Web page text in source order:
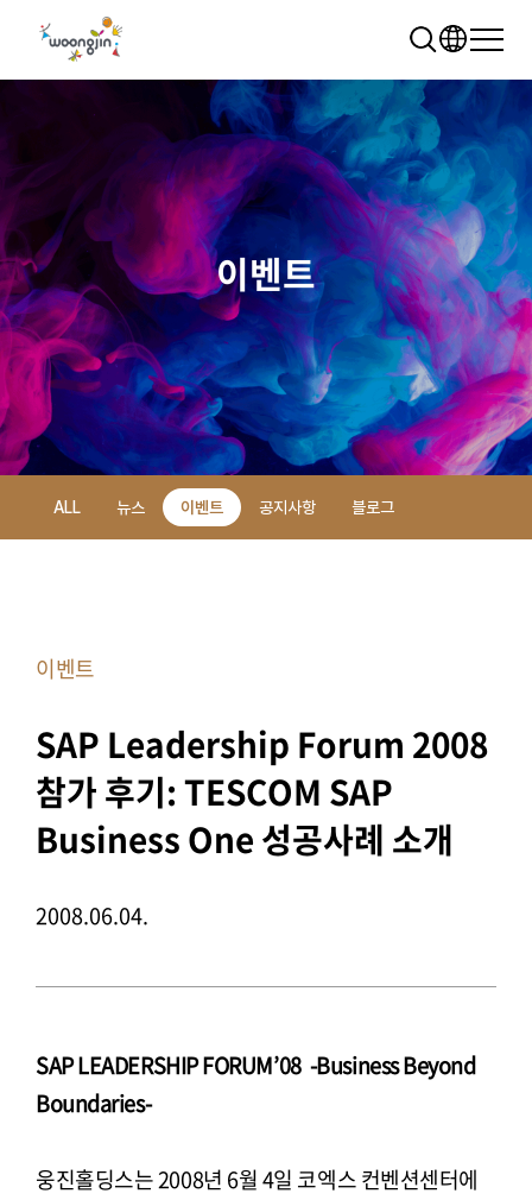
추천 검색어
WRMS WDMS SAP ERP
렌탈 모빌리티 클라우드
이벤트
ALL 뉴스 이벤트 공지사항 블로그
이벤트
SAP Leadership Forum 2008
참가 후기: TESCOM SAP
Business One 성공사례 소개
2008.06.04.
SAP LEADERSHIP FORUM’08 -Business Beyond
Boundaries-
웅진홀딩스는 2008년 6월 4일 코엑스 컨벤션센터에